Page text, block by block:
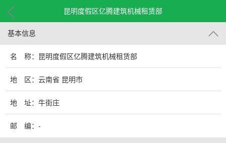
昆明度假区亿腾建筑机械租赁部
基本信息
名 称：昆明度假区亿腾建筑机械租赁部
地 区：云南省 昆明市
地 址：牛街庄
邮 编：-